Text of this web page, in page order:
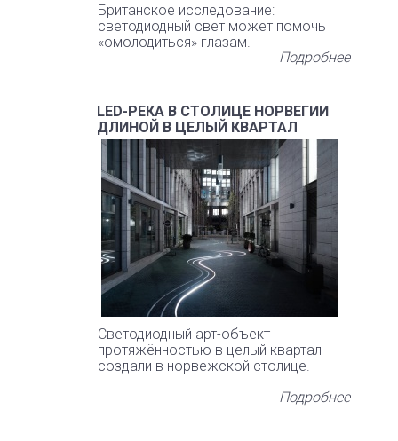
Британское исследование:
светодиодный свет может помочь
«омолодиться» глазам.
Подробнее
LED-РЕКА В СТОЛИЦЕ НОРВЕГИИ
ДЛИНОЙ В ЦЕЛЫЙ КВАРТАЛ
Светодиодный арт-объект
протяжённостью в целый квартал
создали в норвежской столице.
Подробнее